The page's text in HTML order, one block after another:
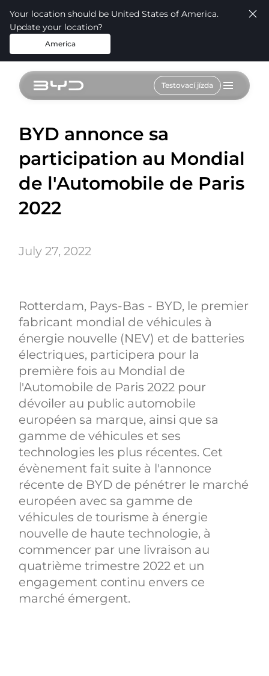
Your location should be United States of America.
Update your location?
America
Testovací jízda
BYD annonce sa
participation au Mondial
de l'Automobile de Paris
2022
July 27, 2022
Rotterdam, Pays-Bas - BYD, le premier
fabricant mondial de véhicules à
énergie nouvelle (NEV) et de batteries
électriques, participera pour la
première fois au Mondial de
l'Automobile de Paris 2022 pour
dévoiler au public automobile
européen sa marque, ainsi que sa
gamme de véhicules et ses
technologies les plus récentes. Cet
évènement fait suite à l'annonce
récente de BYD de pénétrer le marché
européen avec sa gamme de
véhicules de tourisme à énergie
nouvelle de haute technologie, à
commencer par une livraison au
quatrième trimestre 2022 et un
engagement continu envers ce
marché émergent.